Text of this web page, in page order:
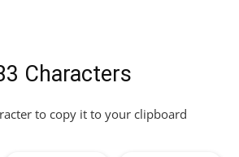
Characters
to copy it to your clipboard